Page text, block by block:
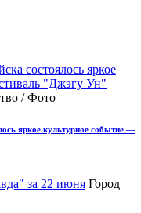
/ Фото
яркое культурное событие —
Город